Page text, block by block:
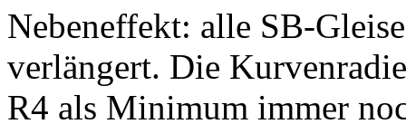
Nebeneffekt: alle SB-
verlängert. Die
R4 als Minimum immer